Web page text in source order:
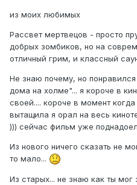
из моих любимых
Рассвет мертвецов - просто
добрых зомбиков, но на
отличный грим, и классный
Не знаю почему, но
дома на холме"... я короче в
своей.... короче в момент
вытащила я орал на весь
))) сейчас фильм уже
Из нового ничего сказать не
то мало...
Из старых... не знаю как ты мог